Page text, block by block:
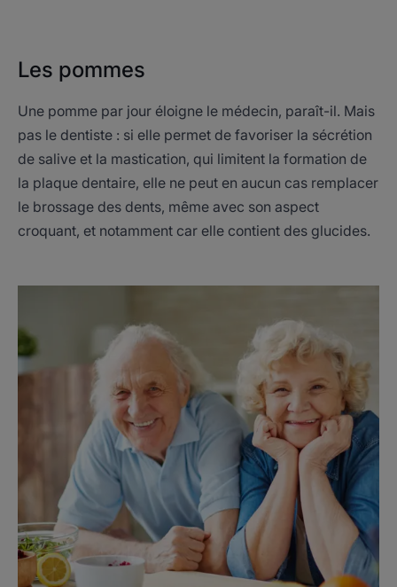
Les pommes
Une pomme par jour éloigne le médecin, paraît-il. Mais
pas le dentiste : si elle permet de favoriser la sécrétion
de salive et la mastication, qui limitent la formation de
la plaque dentaire, elle ne peut en aucun cas remplacer
le brossage des dents, même avec son aspect
croquant, et notamment car elle contient des glucides.